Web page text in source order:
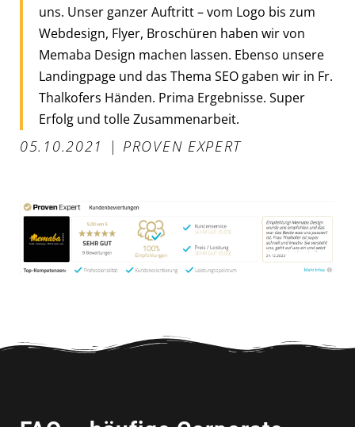
uns. Unser ganzer Auftritt – vom Logo bis zum
Webdesign, Flyer, Broschüren haben wir von
Memaba Design machen lassen. Ebenso unsere
Landingpage und das Thema SEO gaben wir in Fr.
Thalkofers Händen. Prima Ergebnisse. Super
Erfolg und tolle Zusammenarbeit.
05.10.2021 | PROVEN EXPERT